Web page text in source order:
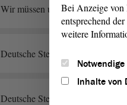
Wir müssen unser
Deutsche Steuer-Gewerkschaft
Deutsche Steuer-Gewerkschaft
Bei Anzeige von
entsprechend
weitere
Notwendige
Inhalte von